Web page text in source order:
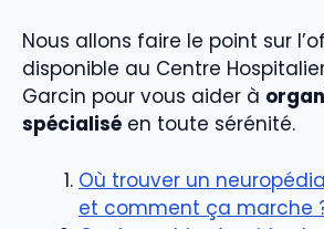
Nous allons faire le point sur
disponible au Centre
Garcin pour vous aider à
spécialisé en toute sérénité.
Où trouver un
et comment ça marche